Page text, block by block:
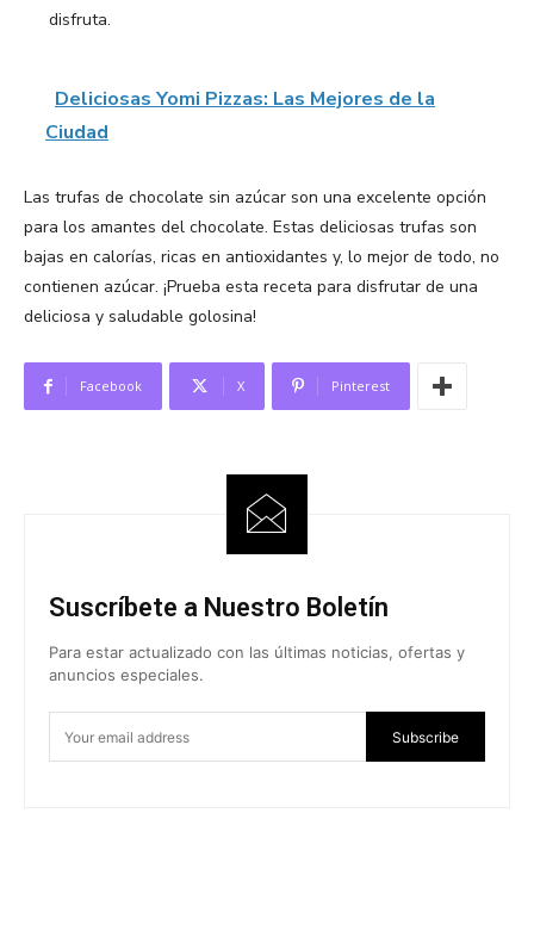
disfruta.
Deliciosas Yomi Pizzas: Las Mejores de la
Ciudad
Las trufas de chocolate sin azúcar son una excelente opción
para los amantes del chocolate. Estas deliciosas trufas son
bajas en calorías, ricas en antioxidantes y, lo mejor de todo, no
contienen azúcar. ¡Prueba esta receta para disfrutar de una
deliciosa y saludable golosina!
Facebook X Pinterest
Suscríbete a Nuestro Boletín
Para estar actualizado con las últimas noticias, ofertas y
anuncios especiales.
Subscribe